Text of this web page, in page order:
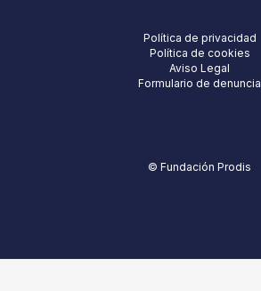
Política de privacidad
Política de cookies
Aviso Legal
Formulario de denuncia
© Fundación Prodis